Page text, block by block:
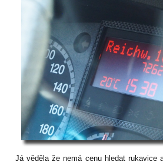
Já věděla že nemá cenu hledat rukavice